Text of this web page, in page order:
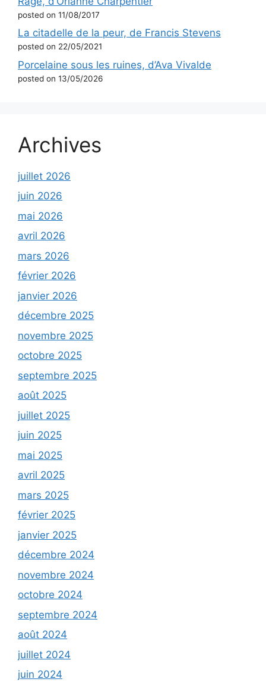
posted on 11/08/2017
La citadelle de la peur, de Francis Stevens
posted on 22/05/2021
Porcelaine sous les ruines, d’Ava Vivalde
posted on 13/05/2026
Archives
juillet 2026
juin 2026
mai 2026
avril 2026
mars 2026
février 2026
janvier 2026
décembre 2025
novembre 2025
octobre 2025
septembre 2025
août 2025
juillet 2025
juin 2025
mai 2025
avril 2025
mars 2025
février 2025
janvier 2025
décembre 2024
novembre 2024
octobre 2024
septembre 2024
août 2024
juillet 2024
juin 2024